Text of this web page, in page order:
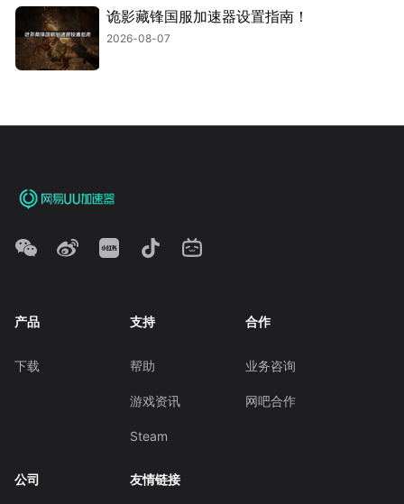
诡影藏锋国服加速器设置指南！
2026-08-07
产品
下载
支持
帮助
游戏资讯
Steam
合作
业务咨询
网吧合作
公司 友情链接